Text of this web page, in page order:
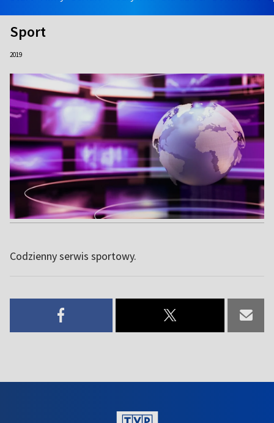
Sport
2019
Codzienny serwis sportowy.